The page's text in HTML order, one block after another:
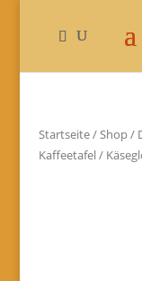
Startseite/Shop/
Kaffeetafel/